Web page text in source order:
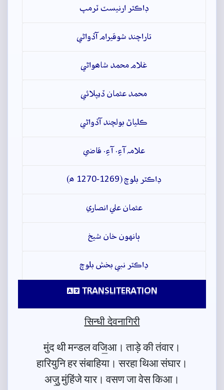
ڊاڪٽر ارنيسٽ ٽرمپ
تاراچند شوقيرام آڏواڻي
غلام محمد شاھواڻي
محمد عثمان ڏيپلائي
ڪلياڻ بولچند آڏواڻي
علامہ آءِ. آءِ. قاضي
ڊاڪٽر بلوچ (1269-1270 ھ)
عثمان علي انصاري
ٻانهون خان شيخ
ڊاڪٽر نبي بخش بلوچ
TRANSLITERATION
सिन्धी देवनागिरी
मुंद थी मन्डल वजि॒आ। ताड़े की तंवार।
हारियुनि हर संबाहिया। सरहा थिआ संघार।
अजु॒ मुंहिंजे यार। वसण जा वेस किआ।